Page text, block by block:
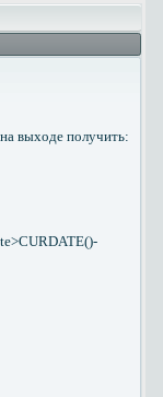
выходе получить: